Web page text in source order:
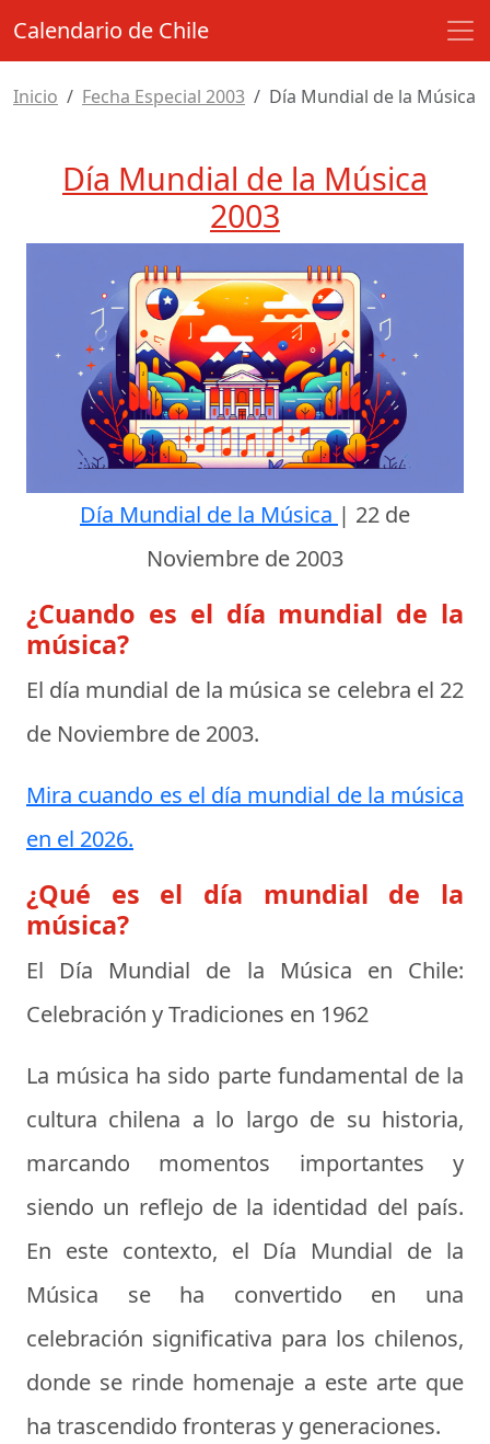
Calendario de Chile
Inicio Fecha Especial 2003 Día Mundial de la Música
Día Mundial de la Música
2003
Día Mundial de la Música | 22 de
Noviembre de 2003
¿Cuando es el día mundial de la
música?
El día mundial de la música se celebra el 22
de Noviembre de 2003.
Mira cuando es el día mundial de la música
en el 2026.
¿Qué es el día mundial de la
música?
El Día Mundial de la Música en Chile:
Celebración y Tradiciones en 1962
La música ha sido parte fundamental de la
cultura chilena a lo largo de su historia,
marcando momentos importantes y
siendo un reflejo de la identidad del país.
En este contexto, el Día Mundial de la
Música se ha convertido en una
celebración significativa para los chilenos,
donde se rinde homenaje a este arte que
ha trascendido fronteras y generaciones.